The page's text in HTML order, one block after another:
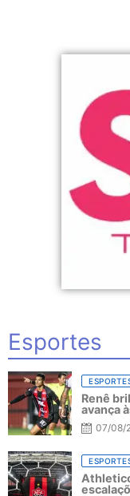
Esportes
Renê
avança
07/08/